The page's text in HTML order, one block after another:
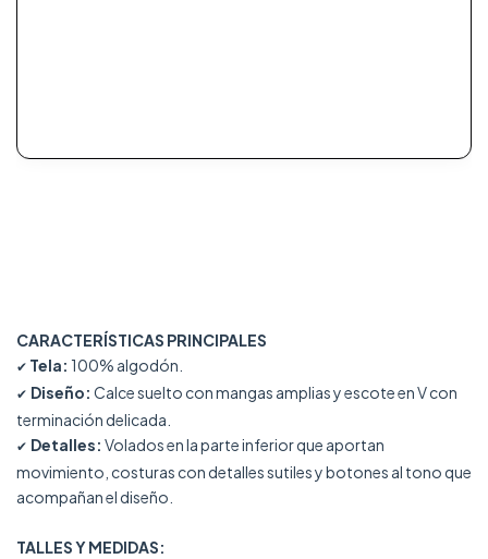
CARACTERÍSTICAS PRINCIPALES
✔ Tela: 100% algodón.
✔ Diseño: Calce suelto con mangas amplias y escote en V con
terminación delicada.
✔ Detalles: Volados en la parte inferior que aportan
movimiento, costuras con detalles sutiles y botones al tono que
acompañan el diseño.
TALLES Y MEDIDAS: